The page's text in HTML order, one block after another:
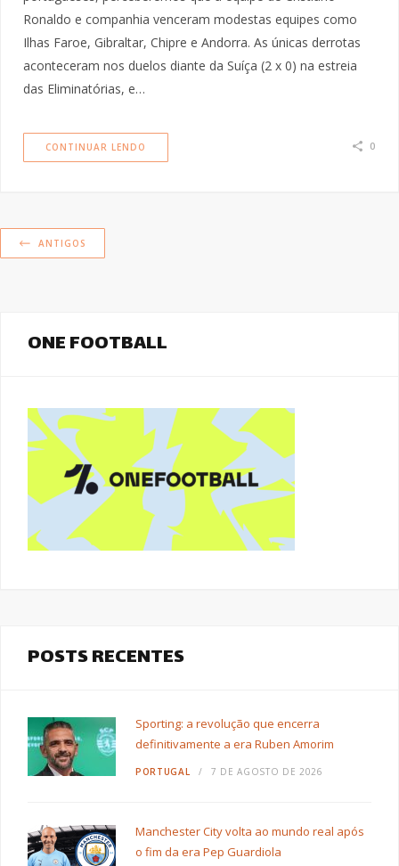
Ronaldo e companhia venceram modestas equipes como
Ilhas Faroe, Gibraltar, Chipre e Andorra. As únicas derrotas
aconteceram nos duelos diante da Suíça (2 x 0) na estreia
das Eliminatórias, e…
CONTINUAR LENDO 0
ANTIGOS
ONE FOOTBALL
POSTS RECENTES
Sporting: a revolução que encerra
definitivamente a era Ruben Amorim
PORTUGAL 7 DE AGOSTO DE 2026
Manchester City volta ao mundo real após
o fim da era Pep Guardiola